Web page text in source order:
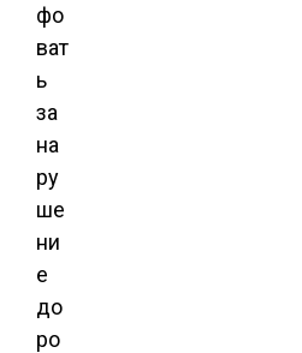
фо
ват
ь
за
на
ру
ше
ни
е
до
ро